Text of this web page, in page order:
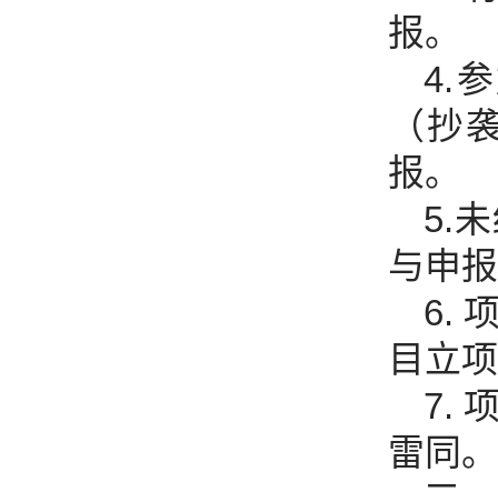
报。
4.
（抄
报。
5.
与申
6.
目立
7.
雷同。